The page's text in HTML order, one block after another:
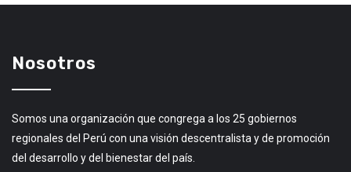
Nosotros
Somos una organización que congrega a los 25 gobiernos
regionales del Perú con una visión descentralista y de promoción
del desarrollo y del bienestar del país.